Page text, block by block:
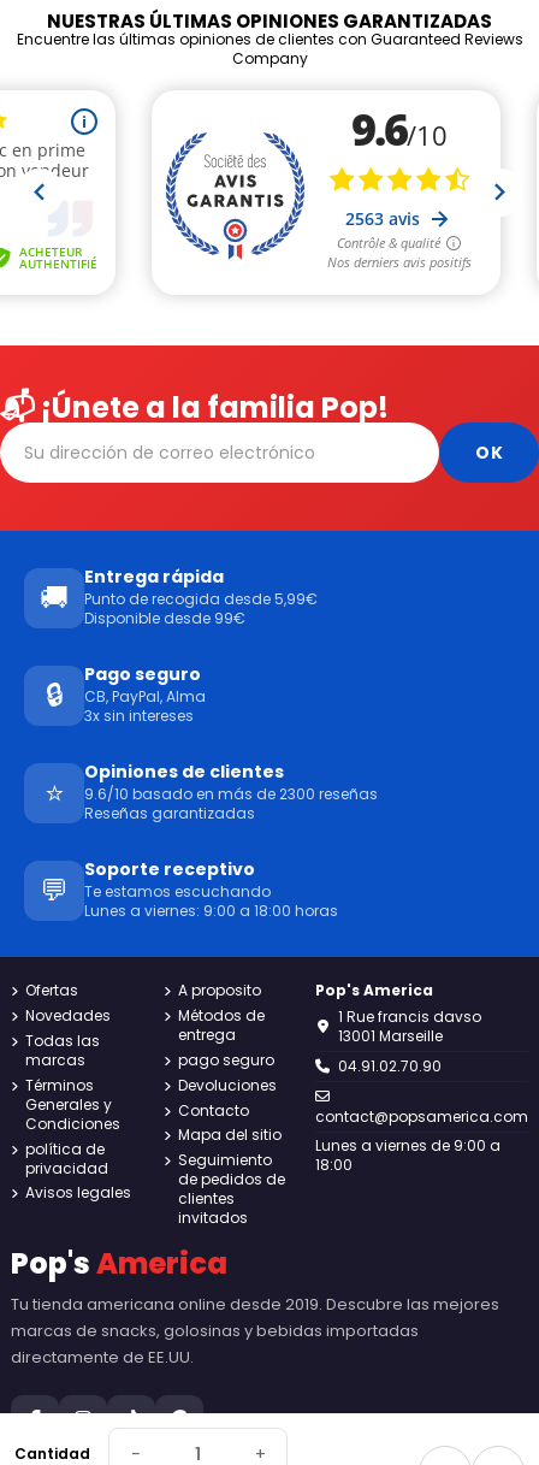
Cantidad − +
NUESTRAS ÚLTIMAS OPINIONES GARANTIZADAS
Encuentre las últimas opiniones de clientes con Guaranteed Reviews
Company
📬 ¡Únete a la familia Pop!
🚚
Entrega rápida
Punto de recogida desde 5,99€
Disponible desde 99€
🔒
Pago seguro
CB, PayPal, Alma
3x sin intereses
⭐
Opiniones de clientes
9.6/10 basado en más de 2300 reseñas
Reseñas garantizadas
💬
Soporte receptivo
Te estamos escuchando
Lunes a viernes: 9:00 a 18:00 horas
Ofertas
Novedades
Todas las
marcas
Términos
Generales y
Condiciones
política de
privacidad
Avisos legales
A proposito
Métodos de
entrega
pago seguro
Devoluciones
Contacto
Mapa del sitio
Seguimiento
de pedidos de
clientes
invitados
Pop's America
1 Rue francis davso
13001 Marseille
04.91.02.70.90
contact@popsamerica.com
Lunes a viernes de 9:00 a
18:00
Pop'sAmerica
Tu tienda americana online desde 2019. Descubre las mejores
marcas de snacks, golosinas y bebidas importadas
directamente de EE.UU.